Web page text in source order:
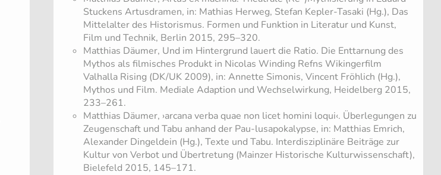
Stuckens Artusdramen, in: Mathias Herweg, Stefan Kepler-Tasaki (Hg.), Das
Mittelalter des Historismus. Formen und Funktion in Literatur und Kunst,
Film und Technik, Berlin 2015, 295–320.
Matthias Däumer, Und im Hintergrund lauert die Ratio. Die Enttarnung des
Mythos als filmisches Produkt in Nicolas Winding Refns Wikingerfilm
Valhalla Rising (DK/UK 2009), in: Annette Simonis, Vincent Fröhlich (Hg.),
Mythos und Film. Mediale Adaption und Wechselwirkung, Heidelberg 2015,
233–261.
Matthias Däumer, ›arcana verba quae non licet homini loqui‹. Überlegungen zu
Zeugenschaft und Tabu anhand der Pau-lusapokalypse, in: Matthias Emrich,
Alexander Dingeldein (Hg.), Texte und Tabu. Interdisziplinäre Beiträge zur
Kultur von Verbot und Übertretung (Mainzer Historische Kulturwissenschaft),
Bielefeld 2015, 145–171.